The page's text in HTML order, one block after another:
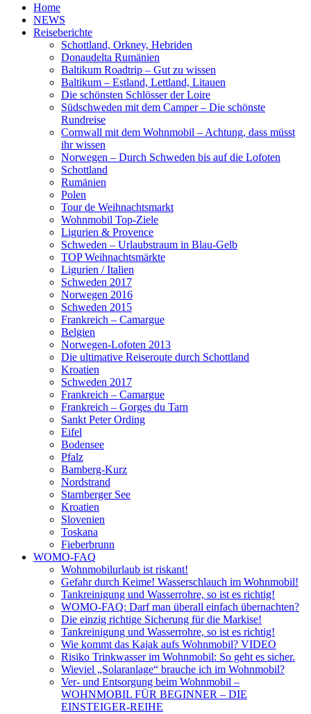
Home
NEWS
Reiseberichte
Schottland, Orkney, Hebriden
Donaudelta Rumänien
Baltikum Roadtrip – Gut zu wissen
Baltikum – Estland, Lettland, Litauen
Die schönsten Schlösser der Loire
Südschweden mit dem Camper – Die schönste
Rundreise
Cornwall mit dem Wohnmobil – Achtung, dass müsst
ihr wissen
Norwegen – Durch Schweden bis auf die Lofoten
Schottland
Rumänien
Polen
Tour de Weihnachtsmarkt
Wohnmobil Top-Ziele
Ligurien & Provence
Schweden – Urlaubstraum in Blau-Gelb
TOP Weihnachtsmärkte
Ligurien / Italien
Schweden 2017
Norwegen 2016
Schweden 2015
Frankreich – Camargue
Belgien
Norwegen-Lofoten 2013
Die ultimative Reiseroute durch Schottland
Kroatien
Schweden 2017
Frankreich – Camargue
Frankreich – Gorges du Tarn
Sankt Peter Ording
Eifel
Bodensee
Pfalz
Bamberg-Kurz
Nordstrand
Starnberger See
Kroatien
Slovenien
Toskana
Fieberbrunn
WOMO-FAQ
Wohnmobilurlaub ist riskant!
Gefahr durch Keime! Wasserschlauch im Wohnmobil!
Tankreinigung und Wasserrohre, so ist es richtig!
WOMO-FAQ: Darf man überall einfach übernachten?
Die einzig richtige Sicherung für die Markise!
Tankreinigung und Wasserrohre, so ist es richtig!
Wie kommt das Kajak aufs Wohnmobil? VIDEO
Risiko Trinkwasser im Wohnmobil: So geht es sicher.
Wieviel „Solaranlage“ brauche ich im Wohnmobil?
Ver- und Entsorgung beim Wohnmobil –
WOHNMOBIL FÜR BEGINNER – DIE
EINSTEIGER-REIHE